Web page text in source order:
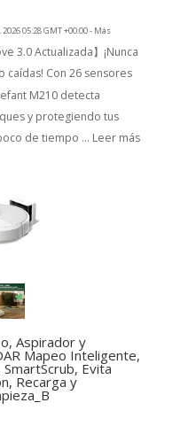
05:28 GMT +00:00 - Más
3.0 Actualizada】¡Nunca
caídas! Con 26 sensores
M210 detecta
y protegiendo tus
de tiempo ... Leer más
Aspirador y
Mapeo Inteligente,
Evita
Recarga y